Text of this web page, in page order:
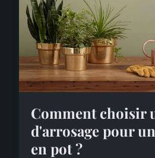
Comment choisir
d'arrosage pour
en pot ?